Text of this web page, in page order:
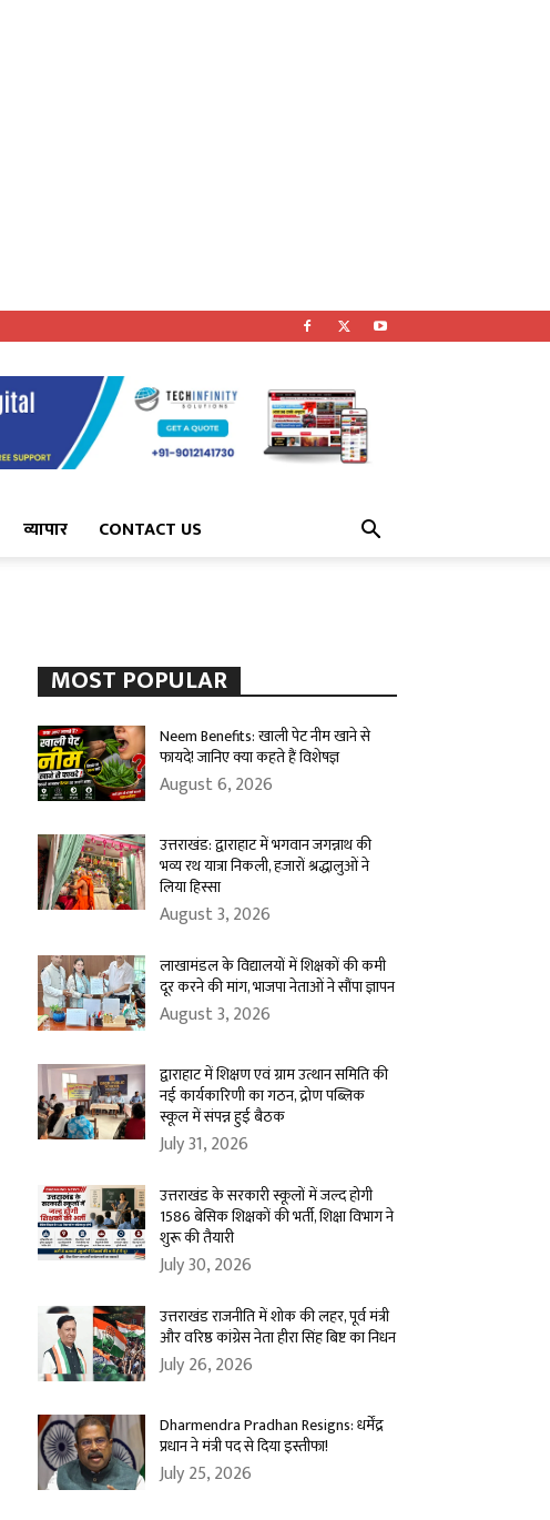
व्यापार CONTACT US
MOST POPULAR
Neem Benefits: खाली पेट नीम खाने से
फायदे! जानिए क्या कहते हैं विशेषज्ञ
August 6, 2026
उत्तराखंड: द्वाराहाट में भगवान जगन्नाथ की
भव्य रथ यात्रा निकली, हजारों श्रद्धालुओं ने
लिया हिस्सा
August 3, 2026
लाखामंडल के विद्यालयों में शिक्षकों की कमी
दूर करने की मांग, भाजपा नेताओं ने सौंपा ज्ञापन
August 3, 2026
द्वाराहाट में शिक्षण एवं ग्राम उत्थान समिति की
नई कार्यकारिणी का गठन, द्रोण पब्लिक
स्कूल में संपन्न हुई बैठक
July 31, 2026
उत्तराखंड के सरकारी स्कूलों में जल्द होगी
1586 बेसिक शिक्षकों की भर्ती, शिक्षा विभाग ने
शुरू की तैयारी
July 30, 2026
उत्तराखंड राजनीति में शोक की लहर, पूर्व मंत्री
और वरिष्ठ कांग्रेस नेता हीरा सिंह बिष्ट का निधन
July 26, 2026
Dharmendra Pradhan Resigns: धर्मेंद्र
प्रधान ने मंत्री पद से दिया इस्तीफा!
July 25, 2026